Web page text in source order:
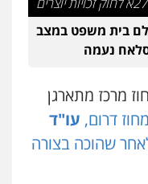
עו"ד
מעצרים צווארון לבן
בית משפט במצב
נעמה
מרכז מתארגן
דרום, עו"ד
שהוכה בצורה